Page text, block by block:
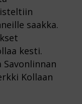
saakka.
kesti.
Kollaan